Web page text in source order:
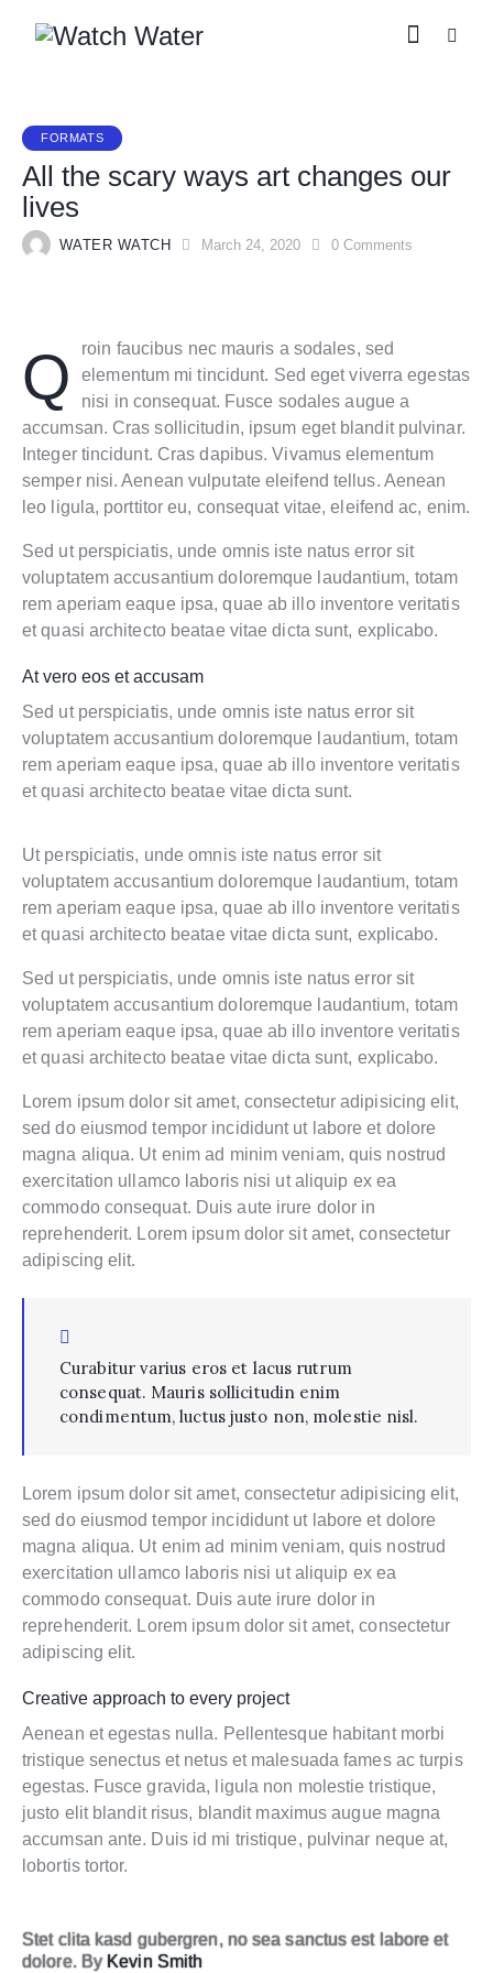
FORMATS
All the scary ways art changes our
lives
WATER WATCH March 24, 2020 0 Comments
Qroin faucibus nec mauris a sodales, sed
elementum mi tincidunt. Sed eget viverra egestas
nisi in consequat. Fusce sodales augue a
accumsan. Cras sollicitudin, ipsum eget blandit pulvinar.
Integer tincidunt. Cras dapibus. Vivamus elementum
semper nisi. Aenean vulputate eleifend tellus. Aenean
leo ligula, porttitor eu, consequat vitae, eleifend ac, enim.
Sed ut perspiciatis, unde omnis iste natus error sit
voluptatem accusantium doloremque laudantium, totam
rem aperiam eaque ipsa, quae ab illo inventore veritatis
et quasi architecto beatae vitae dicta sunt, explicabo.
At vero eos et accusam
Sed ut perspiciatis, unde omnis iste natus error sit
voluptatem accusantium doloremque laudantium, totam
rem aperiam eaque ipsa, quae ab illo inventore veritatis
et quasi architecto beatae vitae dicta sunt.
Ut perspiciatis, unde omnis iste natus error sit
voluptatem accusantium doloremque laudantium, totam
rem aperiam eaque ipsa, quae ab illo inventore veritatis
et quasi architecto beatae vitae dicta sunt, explicabo.
Sed ut perspiciatis, unde omnis iste natus error sit
voluptatem accusantium doloremque laudantium, totam
rem aperiam eaque ipsa, quae ab illo inventore veritatis
et quasi architecto beatae vitae dicta sunt, explicabo.
Lorem ipsum dolor sit amet, consectetur adipisicing elit,
sed do eiusmod tempor incididunt ut labore et dolore
magna aliqua. Ut enim ad minim veniam, quis nostrud
exercitation ullamco laboris nisi ut aliquip ex ea
commodo consequat. Duis aute irure dolor in
reprehenderit. Lorem ipsum dolor sit amet, consectetur
adipiscing elit.
Curabitur varius eros et lacus rutrum
consequat. Mauris sollicitudin enim
condimentum, luctus justo non, molestie nisl.
Lorem ipsum dolor sit amet, consectetur adipisicing elit,
sed do eiusmod tempor incididunt ut labore et dolore
magna aliqua. Ut enim ad minim veniam, quis nostrud
exercitation ullamco laboris nisi ut aliquip ex ea
commodo consequat. Duis aute irure dolor in
reprehenderit. Lorem ipsum dolor sit amet, consectetur
adipiscing elit.
Creative approach to every project
Aenean et egestas nulla. Pellentesque habitant morbi
tristique senectus et netus et malesuada fames ac turpis
egestas. Fusce gravida, ligula non molestie tristique,
justo elit blandit risus, blandit maximus augue magna
accumsan ante. Duis id mi tristique, pulvinar neque at,
lobortis tortor.
Stet clita kasd gubergren, no sea sanctus est labore et
dolore. By Kevin Smith